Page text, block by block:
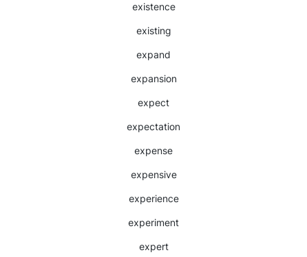
existence
existing
expand
expansion
expect
expectation
expense
expensive
experience
experiment
expert